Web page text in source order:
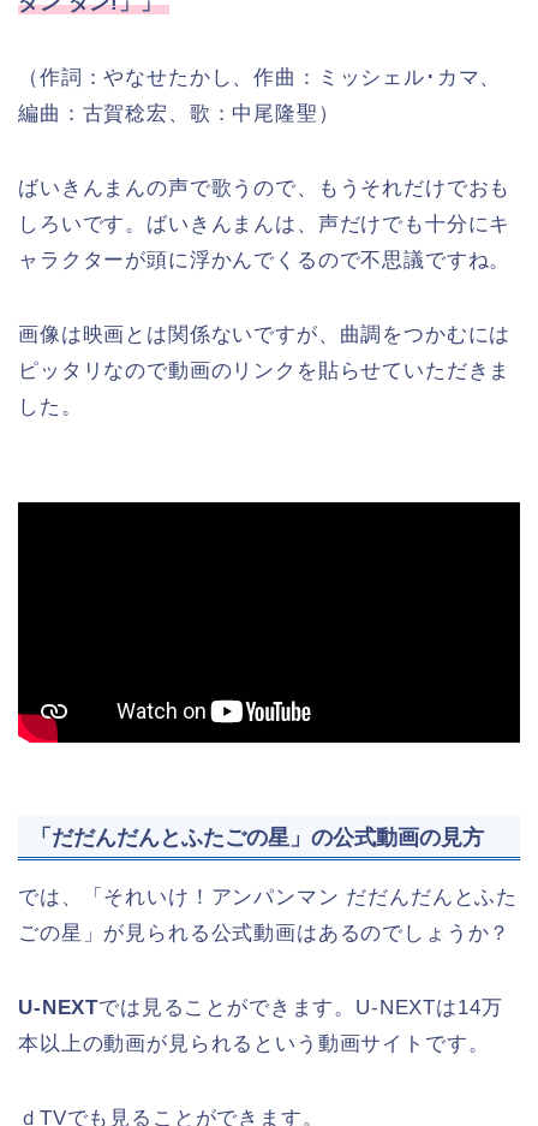
（作詞：やなせたかし、作曲：ミッシェル･カマ、
編曲：古賀稔宏、 歌：中尾隆聖）
ばいきんまんの声で歌うので、もうそれだけでおも
しろいです。ばいきんまんは、声だけでも十分にキ
ャラクターが頭に浮かんでくるので不思議ですね。
画像は映画とは関係ないですが、曲調をつかむには
ピッタリなので動画のリンクを貼らせていただきま
した。
「だだんだんとふたごの星」の公式動画の見方
では、「それいけ！アンパンマン だだんだんとふた
ごの星」が見られる公式動画はあるのでしょうか？
U-NEXTでは見ることができます。U-NEXTは14万
本以上の動画が見られるという動画サイトです。
ｄTVでも見ることができます。